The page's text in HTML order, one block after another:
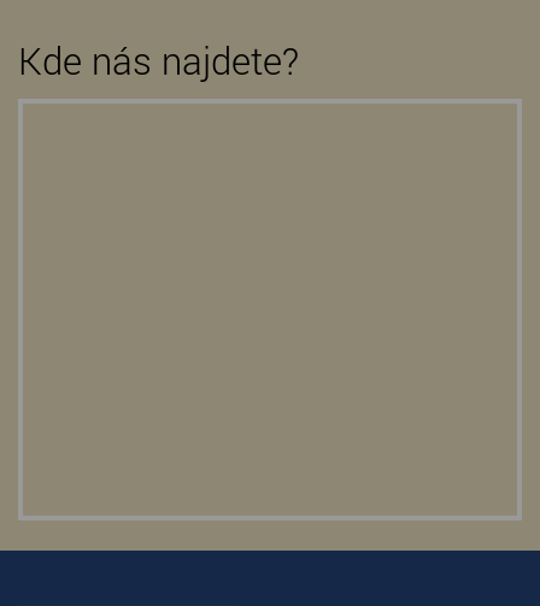
Kde nás najdete?